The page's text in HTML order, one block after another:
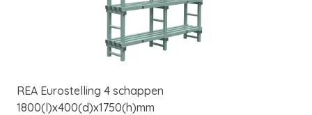
REA Eurostelling 4 schappen
1800(l)x400(d)x1750(h)mm